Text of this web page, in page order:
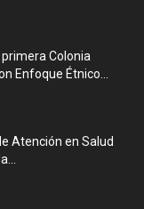
Colonia
Enfoque Étnico...
Atención en Salud